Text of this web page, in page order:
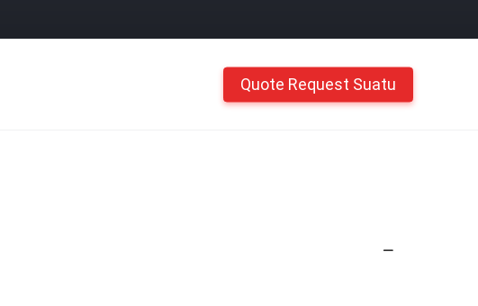
Quote Request Suatu